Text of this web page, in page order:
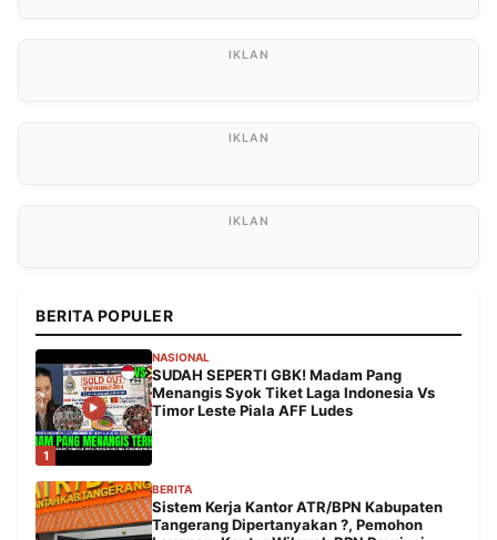
BERITA POPULER
1
NASIONAL
SUDAH SEPERTI GBK! Madam Pang
Menangis Syok Tiket Laga Indonesia Vs
Timor Leste Piala AFF Ludes
BERITA
Sistem Kerja Kantor ATR/BPN Kabupaten
Tangerang Dipertanyakan ?, Pemohon